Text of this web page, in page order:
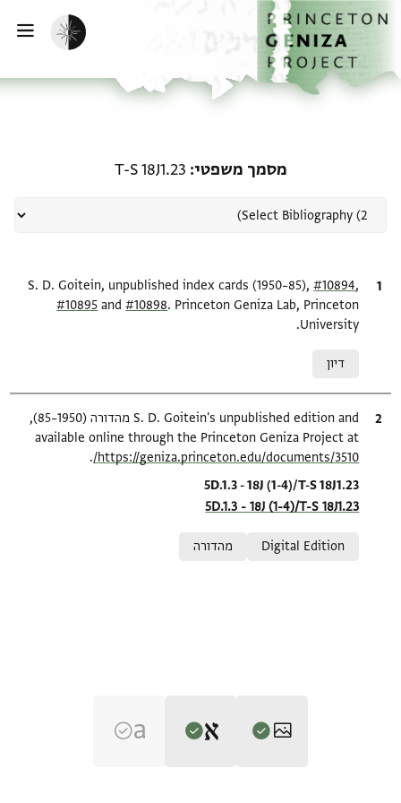
לתוכןהבית
הפעלת מצב כהה
מסמך משפטי T-S 18J1.23
ציטוט S. D. Goitein, unpublished index cards (1950–85),#10894
#10895 and#10898 . Princeton Geniza Lab, Princeton
University.
דיון
ציטוט
S. D. Goitein's unpublished edition and מהדורה (1950–85),
available online through the Princeton Geniza Project at
https://geniza.princeton.edu/documents/3510/
.
Location in source
5D.1.3 - 18J (1-4)/T-S 18J1.23
5D.1.3 - 18J (1-4)/T-S 18J1.23
Digital Edition
מהדורה